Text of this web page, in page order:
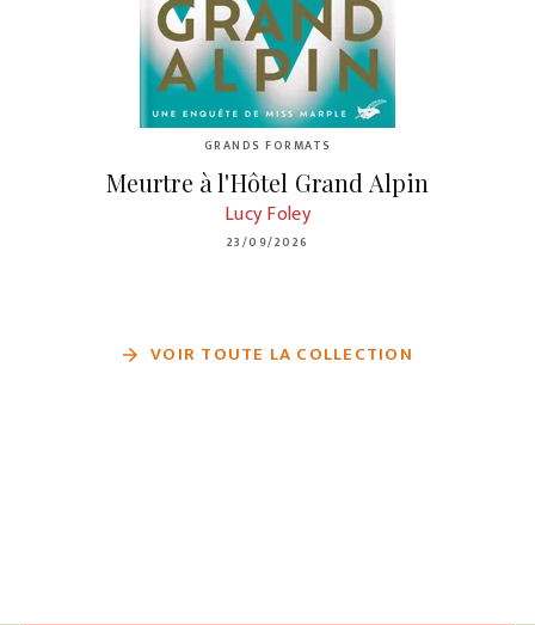
GRANDS FORMATS
Meurtre à l'Hôtel Grand Alpin
Lucy Foley
23/09/2026
arrow_forward VOIR TOUTE LA COLLECTION